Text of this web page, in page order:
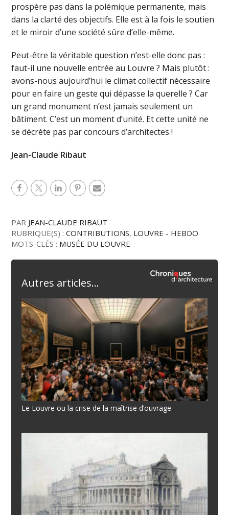
prospère pas dans la polémique permanente, mais
dans la clarté des objectifs. Elle est à la fois le soutien
et le miroir d’une société sûre d’elle-même.
Peut-être la véritable question n’est-elle donc pas :
faut-il une nouvelle entrée au Louvre ? Mais plutôt :
avons-nous aujourd’hui le climat collectif nécessaire
pour en faire un geste qui dépasse la querelle ? Car
un grand monument n’est jamais seulement un
bâtiment. C’est un moment d’unité. Et cette unité ne
se décrète pas par concours d’architectes !
Jean-Claude Ribaut
PAR JEAN-CLAUDE RIBAUT
RUBRIQUE(S) :CONTRIBUTIONS, LOUVRE - HEBDO
MOTS-CLÉS : MUSÉE DU LOUVRE
Autres articles...
Le Louvre ou la crise de la maîtrise d’ouvrage